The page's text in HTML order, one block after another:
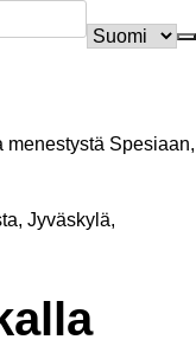
Spesiaan,
Jyväskylä,